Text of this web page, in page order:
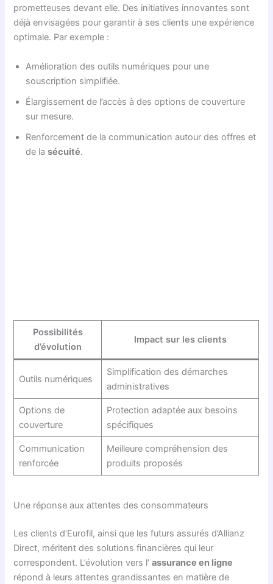
prometteuses devant elle. Des initiatives innovantes sont
déjà envisagées pour garantir à ses clients une expérience
optimale. Par exemple :
Amélioration des outils numériques pour une
souscription simplifiée.
Élargissement de l’accès à des options de couverture
sur mesure.
Renforcement de la communication autour des offres et
de lasécuité.
Possibilités
d’évolution
Impact sur les clients
Outils numériques
Simplification des démarches
administratives
Options de
couverture
Protection adaptée aux besoins
spécifiques
Communication
renforcée
Meilleure compréhension des
produits proposés
Une réponse aux attentes des consommateurs
Les clients d’Eurofil, ainsi que les futurs assurés d’Allianz
Direct, méritent des solutions financières qui leur
correspondent. L’évolution vers l’assurance en ligne
répond à leurs attentes grandissantes en matière de